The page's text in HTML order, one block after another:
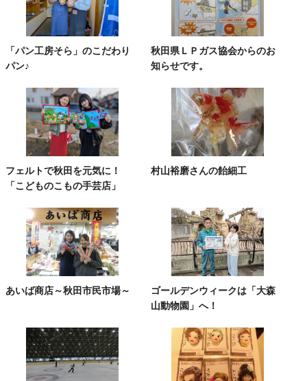
「パン工房そら」のこだわり
パン♪
秋田県ＬＰガス協会からのお
知らせです。
フェルトで秋田を元気に！
「こどものこもの手芸店」
村山裕磨さんの飴細工
あいば商店～秋田市民市場～
ゴールデンウィークは「大森
山動物園」へ！